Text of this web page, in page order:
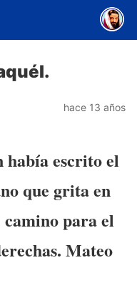
hace 13 años
había escrito el
que grita en
para el
Mateo